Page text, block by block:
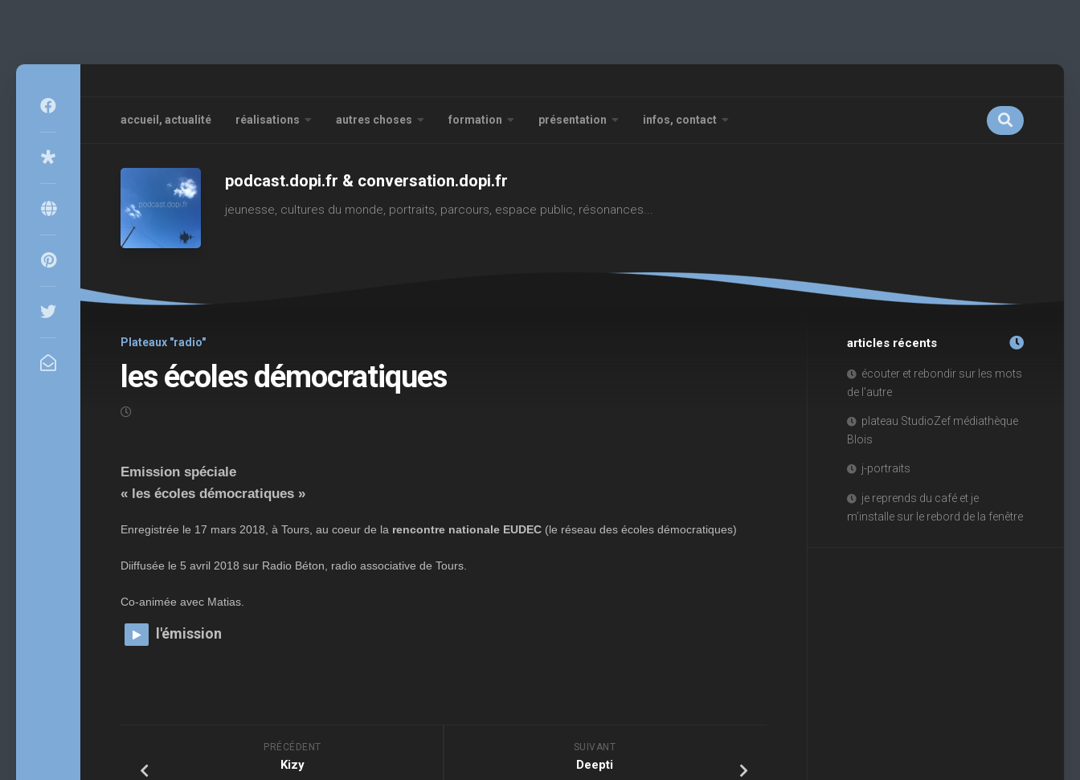
accueil, actualité réalisations autres choses formation présentation infos, contact
podcast.dopi.fr & conversation.dopi.fr
jeunesse, cultures du monde, portraits, parcours, espace public, résonances...
Plateaux "radio"
les écoles démocratiques
Emission spéciale
« les écoles démocratiques »
Enregistrée le 17 mars 2018, à Tours, au coeur de la rencontre nationale EUDEC (le réseau des écoles démocratiques)
Diiffusée le 5 avril 2018 sur Radio Béton, radio associative de Tours.
Co-animée avec Matias.
l'émission
SUIVANT
Deepti
PRÉCÉDENT
Kizy
articles récents
écouter et rebondir sur les mots
de l’autre
plateau StudioZef médiathèque
Blois
j-portraits
je reprends du café et je
m’installe sur le rebord de la fenêtre